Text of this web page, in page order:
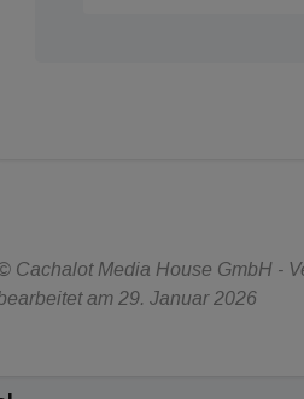
Cachalot Media House GmbH -
am 29. Januar 2026